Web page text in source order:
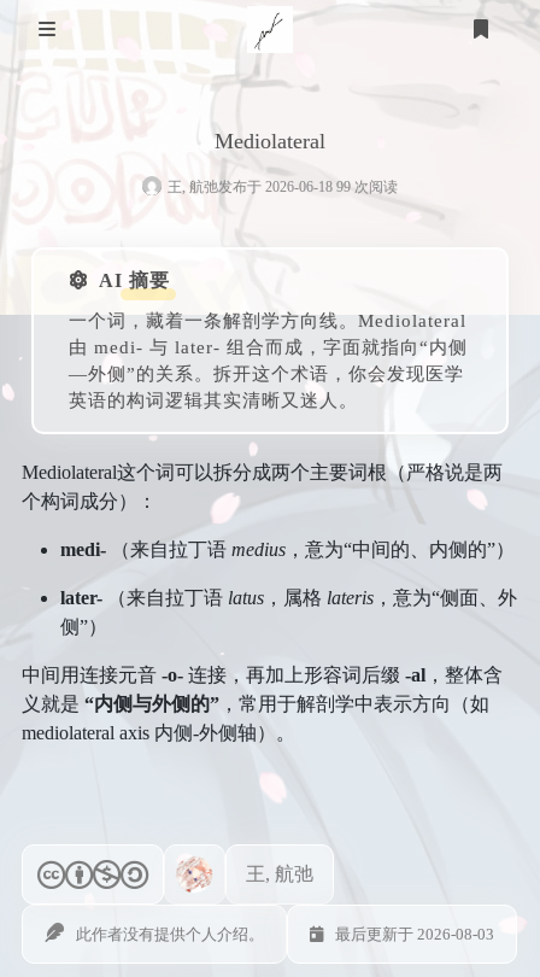
友链
计算机
STEAM
明日方舟
皇室战争
泰拉瑞亚
体育
羽毛球
篮球
足球
教育
心理
时间规划
语言
面试
生活
衣
食
住
区域旅行套装
经济管理
时光轴
小学
初中
高中
艺术
美术
文学
表演
留言板
说说
番剧
登录
登录
Mediolateral
王, 航弛发布于 2026-06-18 99 次阅读
AI 摘要
一个词，藏着一条解剖学方向线。Mediolateral
由 medi- 与 later- 组合而成，字面就指向“内侧
—外侧”的关系。拆开这个术语，你会发现医学
英语的构词逻辑其实清晰又迷人。
Mediolateral这个词可以拆分成两个主要词根（严格说是两
个构词成分）：
medi-（来自拉丁语 medius，意为“中间的、内侧的”）
later-（来自拉丁语 latus，属格 lateris，意为“侧面、外
侧”）
中间用连接元音 -o-连接，再加上形容词后缀 -al，整体含
义就是 “内侧与外侧的”，常用于解剖学中表示方向（如
mediolateral axis 内侧-外侧轴）。
王, 航弛
此作者没有提供个人介绍。 最后更新于 2026-08-03